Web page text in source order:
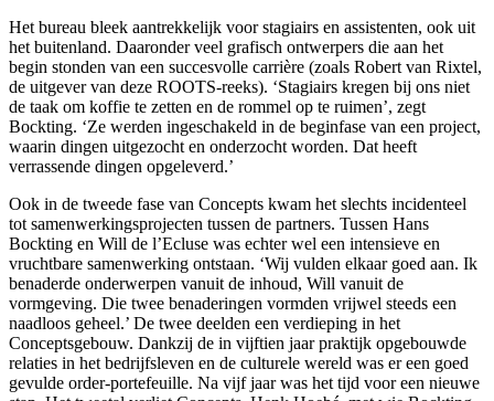
Het bureau bleek aantrekkelijk voor stagiairs en assistenten, ook uit
het buitenland. Daaronder veel grafisch ontwerpers die aan het
begin stonden van een succesvolle carrière (zoals Robert van Rixtel,
de uitgever van deze ROOTS-reeks). ‘Stagiairs kregen bij ons niet
de taak om koffie te zetten en de rommel op te ruimen’, zegt
Bockting. ‘Ze werden ingeschakeld in de beginfase van een project,
waarin dingen uitgezocht en onderzocht worden. Dat heeft
verrassende dingen opgeleverd.’
Ook in de tweede fase van Concepts kwam het slechts incidenteel
tot samenwerkingsprojecten tussen de partners. Tussen Hans
Bockting en Will de l’Ecluse was echter wel een intensieve en
vruchtbare samenwerking ontstaan. ‘Wij vulden elkaar goed aan. Ik
benaderde onderwerpen vanuit de inhoud, Will vanuit de
vormgeving. Die twee benaderingen vormden vrijwel steeds een
naadloos geheel.’ De twee deelden een verdieping in het
Conceptsgebouw. Dankzij de in vijftien jaar praktijk opgebouwde
relaties in het bedrijfsleven en de culturele wereld was er een goed
gevulde order-portefeuille. Na vijf jaar was het tijd voor een nieuwe